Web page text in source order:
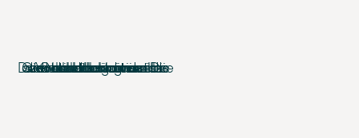
De Geschillencommissie Advocatuur oordeelt over de kwaliteit van de dienstverlening van de advocaat en over alle soorten declaraties. De Geschillencommissie is ook bevoegd om te oordelen over schadeclaims.